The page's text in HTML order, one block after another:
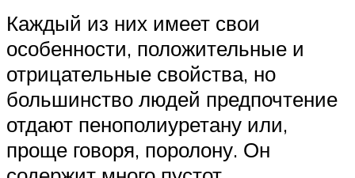
Каждый из них имеет свои
особенности, положительные и
отрицательные свойства, но
большинство людей предпочтение
отдают пенополиуретану или,
проще говоря, поролону. Он